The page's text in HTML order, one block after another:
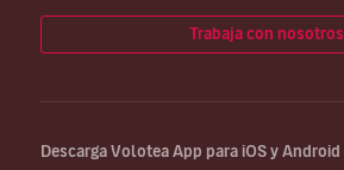
Trabaja con nosotros
Descarga Volotea App para iOS y Android